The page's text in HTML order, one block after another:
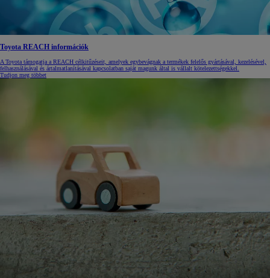
Toyota REACH információk
A Toyota támogatja a REACH célkitűzéseit, amelyek egybevágnak a termékek felelős gyártásával, kezelésével,
felhasználásával és ártalmatlanításával kapcsolatban saját magunk által is vállalt kötelezettségekkel.
Tudjon meg többet